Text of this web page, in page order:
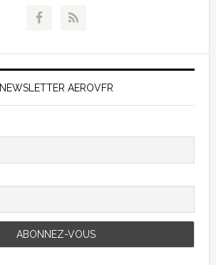
NEWSLETTER AEROVFR